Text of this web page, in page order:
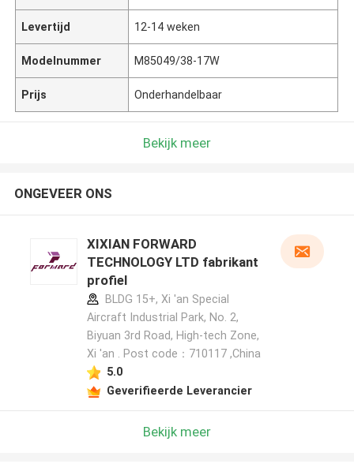
Levertijd 12-14 weken
Modelnummer M85049/38-17W
Prijs Onderhandelbaar
Bekijk meer
ONGEVEER ONS
XIXIAN FORWARD
TECHNOLOGY LTD fabrikant
profiel
BLDG 15+, Xi 'an Special
Aircraft Industrial Park, No. 2,
Biyuan 3rd Road, High-tech Zone,
Xi 'an . Post code：710117 ,China
5.0
Geverifieerde Leverancier
Bekijk meer